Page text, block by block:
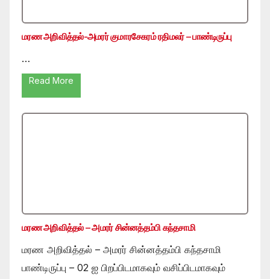
மரண அறிவித்தல்-அமரர் குமாரசேகரம் ரதிமலர் – பாண்டிருப்பு
…
Read More
மரண அறிவித்தல் – அமரர் சின்னத்தம்பி கந்தசாமி
மரண அறிவித்தல் – அமரர் சின்னத்தம்பி கந்தசாமி
பாண்டிருப்பு – 02 ஐ பிறப்பிடமாகவும் வசிப்பிடமாகவும்